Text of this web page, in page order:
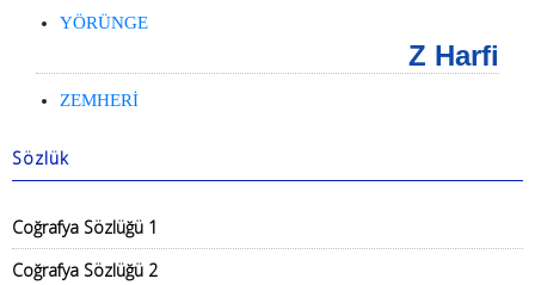
YÖRÜNGE
Z Harfi
ZEMHERİ
Sözlük
Coğrafya Sözlüğü 1
Coğrafya Sözlüğü 2